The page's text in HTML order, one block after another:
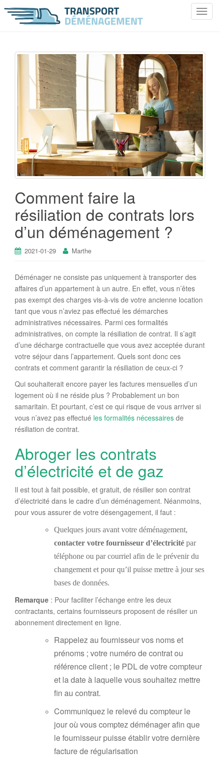
T
e
n
a
g
t
i
o
Comment faire la
résiliation de contrats lors
d’un déménagement ?
2021-01-29 Marthe
Déménager ne consiste pas uniquement à transporter des
affaires d’un appartement à un autre. En effet, vous n’êtes
pas exempt des charges vis-à-vis de votre ancienne location
tant que vous n’aviez pas effectué les démarches
administratives nécessaires. Parmi ces formalités
administratives, on compte la résiliation de contrat. Il s’agit
d’une décharge contractuelle que vous avez acceptée durant
votre séjour dans l’appartement. Quels sont donc ces
contrats et comment garantir la résiliation de ceux-ci ?
Qui souhaiterait encore payer les factures mensuelles d’un
logement où il ne réside plus ? Probablement un bon
samaritain. Et pourtant, c’est ce qui risque de vous arriver si
vous n’avez pas effectué les formalités nécessaires de
résiliation de contrat.
Abroger les contrats
d’électricité et de gaz
Il est tout à fait possible, et gratuit, de résilier son contrat
d’électricité dans le cadre d’un déménagement. Néanmoins,
pour vous assurer de votre désengagement, il faut :
Quelques jours avant votre déménagement,
contacter votre fournisseur d’électricité par
téléphone ou par courriel afin de le prévenir du
changement et pour qu’il puisse mettre à jour ses
bases de données.
Remarque : Pour faciliter l’échange entre les deux
contractants, certains fournisseurs proposent de résilier un
abonnement directement en ligne.
Rappelez au fournisseur vos noms et
prénoms ; votre numéro de contrat ou
référence client ; le PDL de votre compteur
et la date à laquelle vous souhaitez mettre
fin au contrat.
Communiquez le relevé du compteur le
jour où vous comptez déménager afin que
le fournisseur puisse établir votre dernière
facture de régularisation